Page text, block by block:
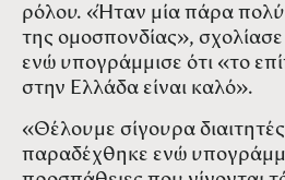
ρόλου. «Ήταν μία πάρα
της ομοσπονδίας», σχολίασε
ενώ υπογράμμισε ότι «το
στην Ελλάδα είναι καλό».
«Θέλουμε σίγουρα
παραδέχθηκε ενώ